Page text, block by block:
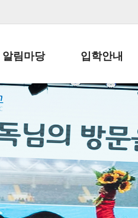
알림마당
공지사항
납부금 안내
스쿨버스 운행 안내
급식안내
서식자료실
입학안내
전-편입 서류양식
입학금/수업료
교복구입안내